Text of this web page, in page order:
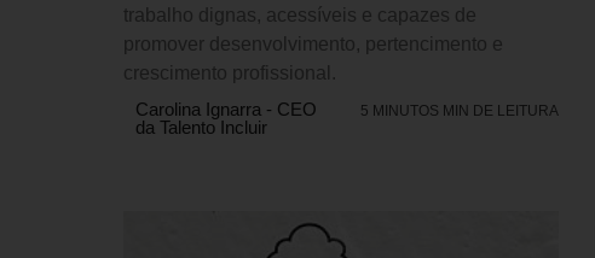
trabalho dignas, acessíveis e capazes de
promover desenvolvimento, pertencimento e
crescimento profissional.
Carolina Ignarra - CEO
da Talento Incluir
5 MINUTOS MIN DE LEITURA